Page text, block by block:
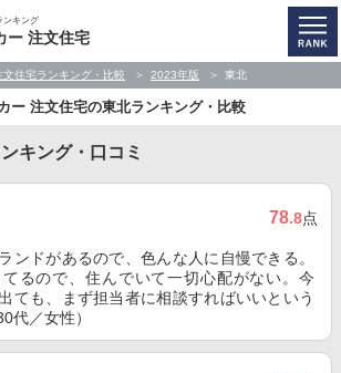
ンキング
ー 注文住宅
住宅ランキング・比較 2023年版 東北
ー 注文住宅の東北ランキング・比較
キング・口コミ
78.8点
ンドがあるので、色んな人に自慢できる。
るので、住んでいて一切心配がない。今
ても、まず担当者に相談すればいいという
代／女性）